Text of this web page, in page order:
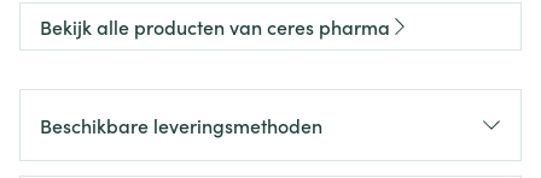
Bekijk alle producten van ceres pharma
Beschikbare leveringsmethoden